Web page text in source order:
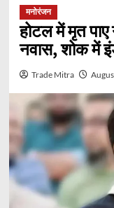
मनोरंजन
होटल में मृत
नवास, शोक में
Trade Mitra